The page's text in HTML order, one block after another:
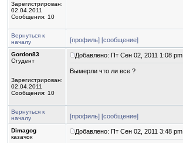
Зарегистрирован:
02.04.2011
Сообщения: 10
Вернуться к
началу
[профиль] [сообщение]
Gordon83
Студент
Зарегистрирован:
02.04.2011
Сообщения: 10
Добавлено: Пт Сен 02, 2011 1:08 pm
Вымерли что ли все ?
Вернуться к
началу
[профиль] [сообщение]
Dimagog
казачок
Добавлено: Пт Сен 02, 2011 3:48 pm